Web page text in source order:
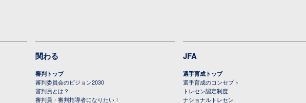
関わる
審判トップ
審判委員会のビジョン2030
審判員とは？
審判員・審判指導者になりたい！
JFA
選手育成トップ
選手育成のコンセプト
トレセン認定制度
ナショナルトレセン